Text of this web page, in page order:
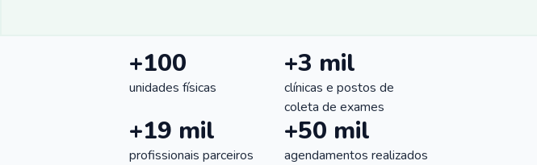
+100
unidades físicas
+3 mil
clínicas e postos de
coleta de exames
+19 mil
profissionais parceiros
+50 mil
agendamentos realizados